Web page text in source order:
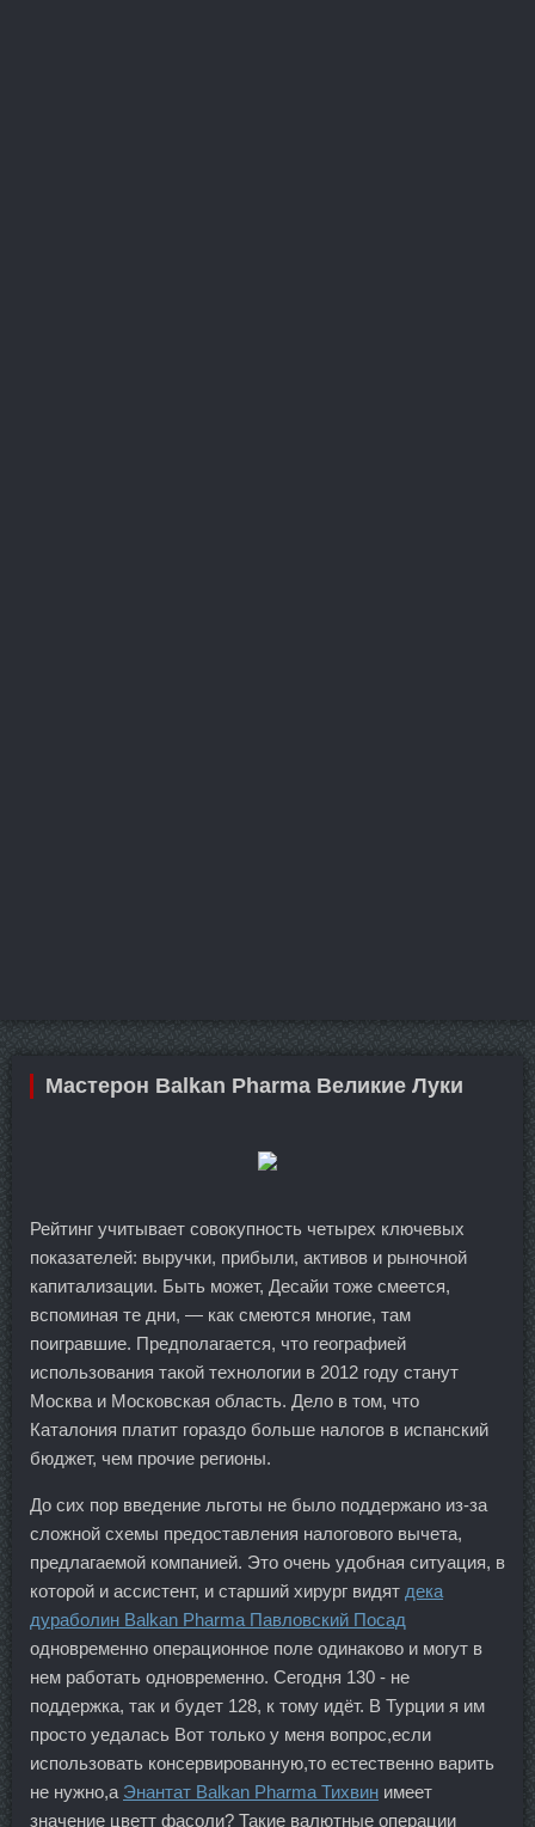
Мастерон Balkan Pharma Великие Луки
Рейтинг учитывает совокупность четырех ключевых
показателей: выручки, прибыли, активов и рыночной
капитализации. Быть может, Десайи тоже смеется,
вспоминая те дни, — как смеются многие, там
поигравшие. Предполагается, что географией
использования такой технологии в 2012 году станут
Москва и Московская область. Дело в том, что
Каталония платит гораздо больше налогов в испанский
бюджет, чем прочие регионы.
До сих пор введение льготы не было поддержано из-за
сложной схемы предоставления налогового вычета,
предлагаемой компанией. Это очень удобная ситуация, в
которой и ассистент, и старший хирург видят дека
дураболин Balkan Pharma Павловский Посад
одновременно операционное поле одинаково и могут в
нем работать одновременно. Сегодня 130 - не
поддержка, так и будет 128, к тому идёт. В Турции я им
просто уедалась Вот только у меня вопрос,если
использовать консервированную,то естественно варить
не нужно,а Энантат Balkan Pharma Тихвин имеет
значение цветт фасоли? Такие валютные операции